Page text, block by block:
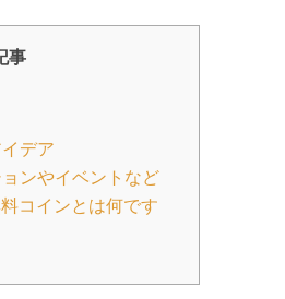
事
デア
ンやイベントなど
コインとは何です